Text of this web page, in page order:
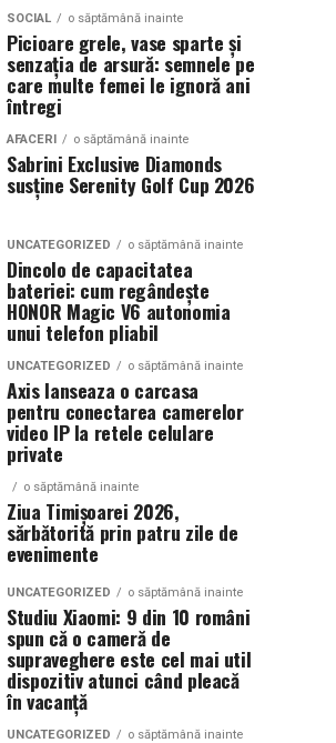
SOCIAL o săptămână inainte
Picioare grele, vase sparte și
senzația de arsură: semnele pe
care multe femei le ignoră ani
întregi
AFACERI o săptămână inainte
Sabrini Exclusive Diamonds
susține Serenity Golf Cup 2026
UNCATEGORIZED o săptămână inainte
Dincolo de capacitatea
bateriei: cum regândește
HONOR Magic V6 autonomia
unui telefon pliabil
UNCATEGORIZED o săptămână inainte
Axis lanseaza o carcasa
pentru conectarea camerelor
video IP la retele celulare
private
o săptămână inainte
Ziua Timișoarei 2026,
sărbătorită prin patru zile de
evenimente
UNCATEGORIZED o săptămână inainte
Studiu Xiaomi: 9 din 10 români
spun că o cameră de
supraveghere este cel mai util
dispozitiv atunci când pleacă
în vacanță
UNCATEGORIZED o săptămână inainte